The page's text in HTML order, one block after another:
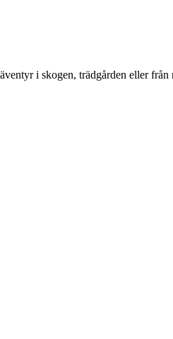
i skogen, trädgården eller från